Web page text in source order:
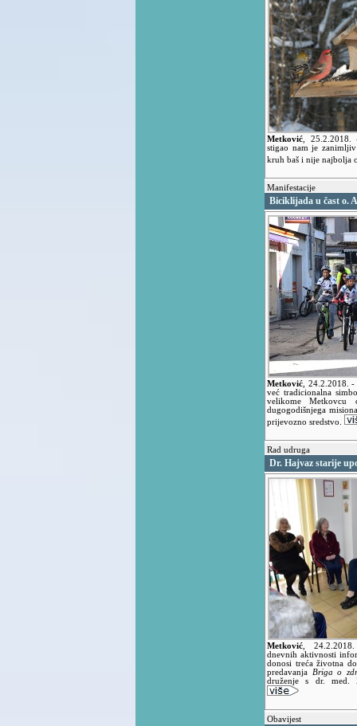
Metković 25.2.2018.
stigao nam je
kruh baš i nije najbolja
Manifestacije
Biciklijada u čast o.
Metković 24.2.2018.-
već tradicionalna
velikome
dugogodišnjega
prijevozno sredstvo.
Rad udruga
Dr. Hajvaz starije
Metković
dnevnih aktivnosti
donosi treća životna
predavanja
Briga o
druženje s dr. med.
Obavijest